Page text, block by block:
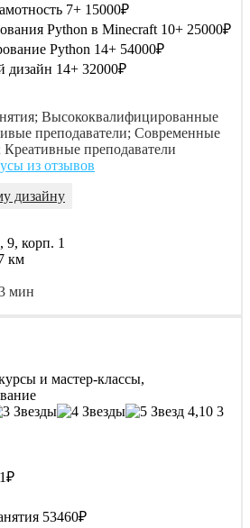
7+ 15000₽
Python в Minecraft 10+ 25000₽
Python 14+ 54000₽
дизайн 14+ 32000₽
Высококвалифицированные
преподаватели; Современные
преподаватели
из отзывов
дизайну
9, корп. 1
км
мин
и мастер-классы,
4,10 3
1₽
53460₽